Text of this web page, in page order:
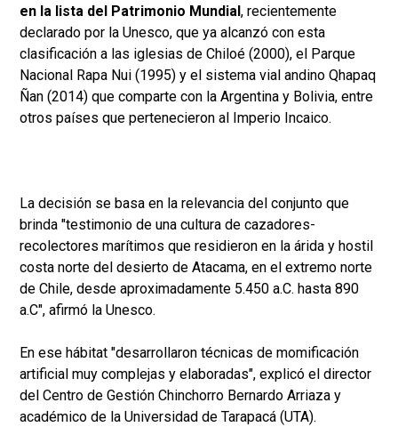
en la lista del Patrimonio Mundial , recientemente
declarado por la Unesco, que ya alcanzó con esta
clasificación a las iglesias de Chiloé (2000), el Parque
Nacional Rapa Nui (1995) y el sistema vial andino Qhapaq
Ñan (2014) que comparte con la Argentina y Bolivia, entre
otros países que pertenecieron al Imperio Incaico.
La decisión se basa en la relevancia del conjunto que
brinda "testimonio de una cultura de cazadores-
recolectores marítimos que residieron en la árida y hostil
costa norte del desierto de Atacama, en el extremo norte
de Chile, desde aproximadamente 5.450 a.C. hasta 890
a.C", afirmó la Unesco.
En ese hábitat "desarrollaron técnicas de momificación
artificial muy complejas y elaboradas", explicó el director
del Centro de Gestión Chinchorro Bernardo Arriaza y
académico de la Universidad de Tarapacá (UTA).